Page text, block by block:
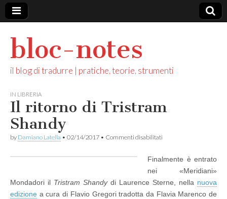
bloc-notes
il blog di tradurre | pratiche, teorie, strumenti
IN LIBRERIA
Il ritorno di Tristram
Shandy
by Damiano Latella • 02/14/2017 • Commenti disabilitati
di
Tristram
Finalmente è entrato
nei «Meridiani»
Mondadori il Tristram Shandy di Laurence Sterne, nella nuova
edizione a cura di Flavio Gregori tradotta da Flavia Marenco de